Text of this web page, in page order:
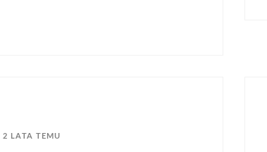
2 LATA TEMU